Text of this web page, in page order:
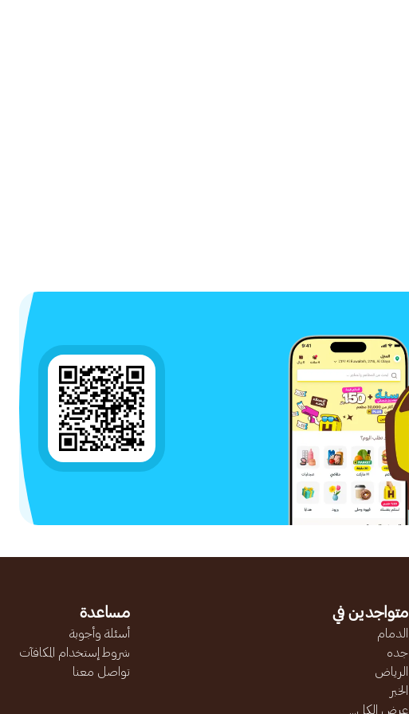
متواجدين في
الدمام
جده
الرياض
الخبر
عرض الكل...
مساعدة
أسئلة وأجوبة
شروط إستخدام المكافآت
تواصل معنا